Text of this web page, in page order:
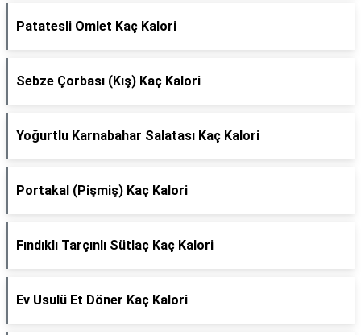
Patatesli Omlet Kaç Kalori
Sebze Çorbası (Kış) Kaç Kalori
Yoğurtlu Karnabahar Salatası Kaç Kalori
Portakal (Pişmiş) Kaç Kalori
Fındıklı Tarçınlı Sütlaç Kaç Kalori
Ev Usulü Et Döner Kaç Kalori